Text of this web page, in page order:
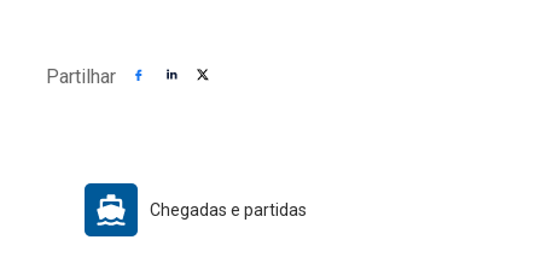
Partilhar
Chegadas e partidas